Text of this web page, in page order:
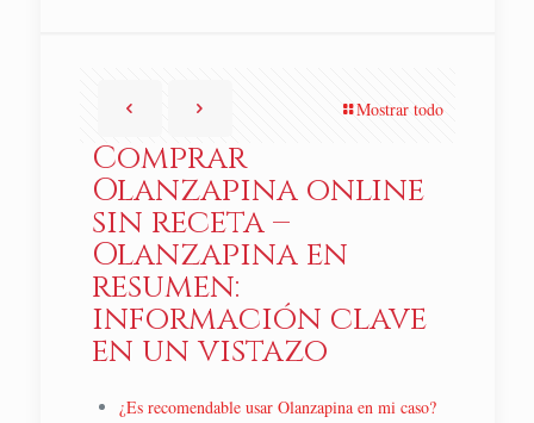
Mostrar todo
Comprar
Olanzapina online
sin receta –
Olanzapina en
resumen:
información clave
en un vistazo
¿Es recomendable usar Olanzapina en mi caso?